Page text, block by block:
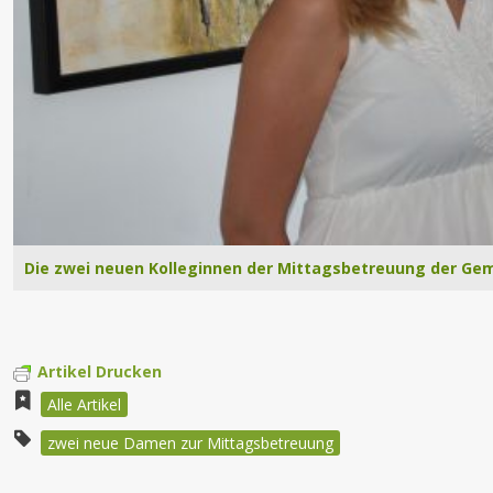
Die zwei neuen Kolleginnen der Mittagsbetreuung der
Artikel Drucken
Alle Artikel
zwei neue Damen zur Mittagsbetreuung